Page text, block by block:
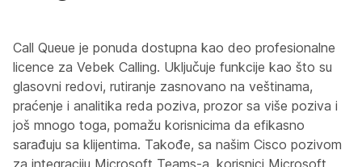
Call Queue je ponuda dostupna kao deo profesionalne
licence za Vebek Calling. Uključuje funkcije kao što su
glasovni redovi, rutiranje zasnovano na veštinama,
praćenje i analitika reda poziva, prozor sa više poziva i
još mnogo toga, pomažu korisnicima da efikasno
sarađuju sa klijentima. Takođe, sa našim Cisco pozivom
za integraciju Microsoft Teams-a, korisnici Microsoft